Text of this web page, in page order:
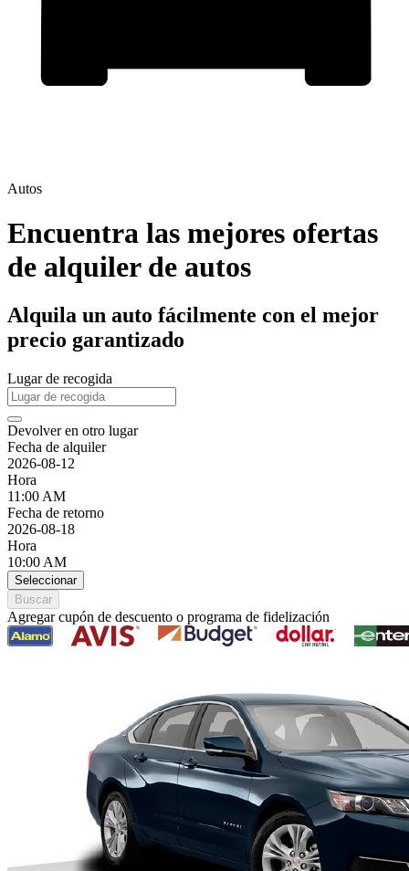
Autos
Encuentra las mejores ofertas
de alquiler de autos
Alquila un auto fácilmente con el mejor
precio garantizado
Lugar de recogida
Devolver en otro lugar
Fecha de alquiler
2026-08-12
Hora
11:00 AM
Fecha de retorno
2026-08-18
Hora
10:00 AM
Seleccionar
Buscar
Agregar cupón de descuento o programa de fidelización